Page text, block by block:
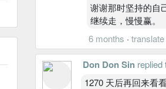
谢谢那时坚持的自
继续走，慢慢赢。
6 months · translate
Don Don Sin
1270 天后再回来看